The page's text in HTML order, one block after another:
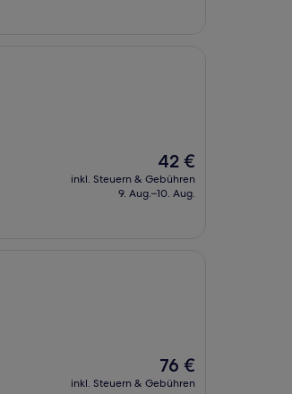
Der
Preis
beträgt
42 €
inkl. Steuern & Gebühren
9. Aug.–10. Aug.
Der
Preis
76 €
inkl. Steuern & Gebühren